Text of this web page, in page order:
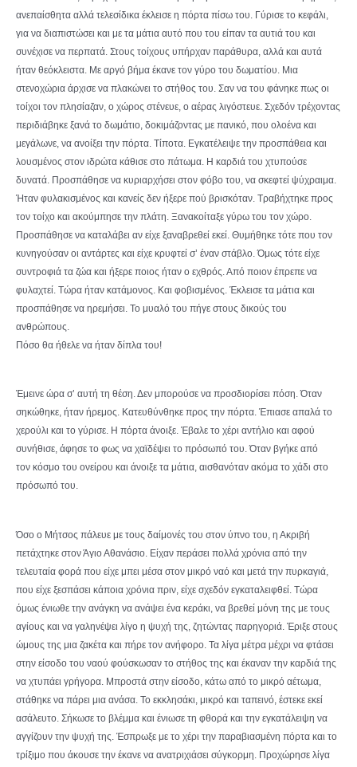
ανεπαίσθητα αλλά τελεσίδικα έκλεισε η πόρτα πίσω του. Γύρισε το κεφάλι,
για να διαπιστώσει και με τα μάτια αυτό που του είπαν τα αυτιά του και
συνέχισε να περπατά. Στους τοίχους υπήρχαν παράθυρα, αλλά και αυτά
ήταν θεόκλειστα. Με αργό βήμα έκανε τον γύρο του δωματίου. Μια
στενοχώρια άρχισε να πλακώνει το στήθος του. Σαν να του φάνηκε πως οι
τοίχοι τον πλησίαζαν, ο χώρος στένευε, ο αέρας λιγόστευε. Σχεδόν τρέχοντας
περιδιάβηκε ξανά το δωμάτιο, δοκιμάζοντας με πανικό, που ολοένα και
μεγάλωνε, να ανοίξει την πόρτα. Τίποτα. Εγκατέλειψε την προσπάθεια και
λουσμένος στον ιδρώτα κάθισε στο πάτωμα. Η καρδιά του χτυπούσε
δυνατά. Προσπάθησε να κυριαρχήσει στον φόβο του, να σκεφτεί ψύχραιμα.
Ήταν φυλακισμένος και κανείς δεν ήξερε πού βρισκόταν. Τραβήχτηκε προς
τον τοίχο και ακούμπησε την πλάτη. Ξανακοίταξε γύρω του τον χώρο.
Προσπάθησε να καταλάβει αν είχε ξαναβρεθεί εκεί. Θυμήθηκε τότε που τον
κυνηγούσαν οι αντάρτες και είχε κρυφτεί σ’ έναν στάβλο. Όμως τότε είχε
συντροφιά τα ζώα και ήξερε ποιος ήταν ο εχθρός. Από ποιον έπρεπε να
φυλαχτεί. Τώρα ήταν κατάμονος. Και φοβισμένος. Έκλεισε τα μάτια και
προσπάθησε να ηρεμήσει. Το μυαλό του πήγε στους δικούς του
ανθρώπους.
Πόσο θα ήθελε να ήταν δίπλα του!
Έμεινε ώρα σ’ αυτή τη θέση. Δεν μπορούσε να προσδιορίσει πόση. Όταν
σηκώθηκε, ήταν ήρεμος. Κατευθύνθηκε προς την πόρτα. Έπιασε απαλά το
χερούλι και το γύρισε. Η πόρτα άνοιξε. Έβαλε το χέρι αντήλιο και αφού
συνήθισε, άφησε το φως να χαϊδέψει το πρόσωπό του. Όταν βγήκε από
τον κόσμο του ονείρου και άνοιξε τα μάτια, αισθανόταν ακόμα το χάδι στο
πρόσωπό του.
Όσο ο Μήτσος πάλευε με τους δαίμονές του στον ύπνο του, η Ακριβή
πετάχτηκε στον Άγιο Αθανάσιο. Είχαν περάσει πολλά χρόνια από την
τελευταία φορά που είχε μπει μέσα στον μικρό ναό και μετά την πυρκαγιά,
που είχε ξεσπάσει κάποια χρόνια πριν, είχε σχεδόν εγκαταλειφθεί. Τώρα
όμως ένιωθε την ανάγκη να ανάψει ένα κεράκι, να βρεθεί μόνη της με τους
αγίους και να γαληνέψει λίγο η ψυχή της, ζητώντας παρηγοριά. Έριξε στους
ώμους της μια ζακέτα και πήρε τον ανήφορο. Τα λίγα μέτρα μέχρι να φτάσει
στην είσοδο του ναού φούσκωσαν το στήθος της και έκαναν την καρδιά της
να χτυπάει γρήγορα. Μπροστά στην είσοδο, κάτω από το μικρό αέτωμα,
στάθηκε να πάρει μια ανάσα. Το εκκλησάκι, μικρό και ταπεινό, έστεκε εκεί
ασάλευτο. Σήκωσε το βλέμμα και ένιωσε τη φθορά και την εγκατάλειψη να
αγγίζουν την ψυχή της. Έσπρωξε με το χέρι την παραβιασμένη πόρτα και το
τρίξιμο που άκουσε την έκανε να ανατριχιάσει σύγκορμη. Προχώρησε λίγα